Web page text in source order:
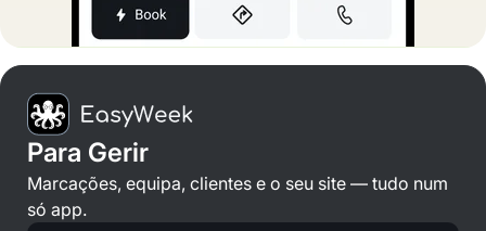
Para Gerir
Marcações, equipa, clientes e o seu site — tudo num
só app.